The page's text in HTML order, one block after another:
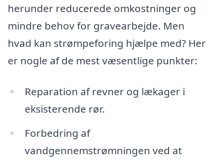
herunder reducerede omkostninger og
mindre behov for gravearbejde. Men
hvad kan strømpeforing hjælpe med? Her
er nogle af de mest væsentlige punkter:
Reparation af revner og lækager i
eksisterende rør.
Forbedring af
vandgennemstrømningen ved at